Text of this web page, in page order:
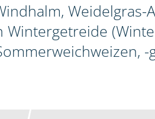
Weidelgras-